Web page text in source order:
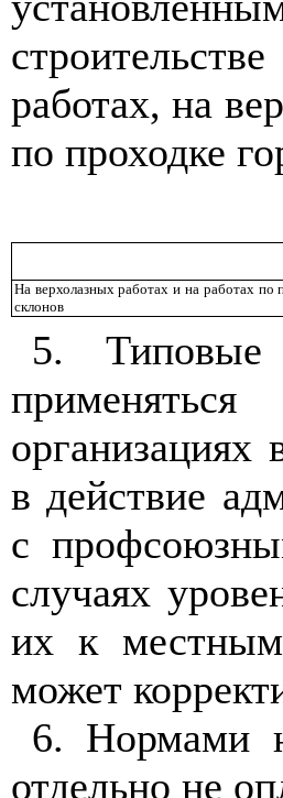
работах, на
по проходке
На верхолазных работах и на работах по
склонов
5.
организациях
в действие
с
случаях
их к местным
может
6. Нормами
отдельно не